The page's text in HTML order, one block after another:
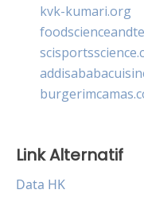
kvk-kumari.org
Link Alternatif
Data HK